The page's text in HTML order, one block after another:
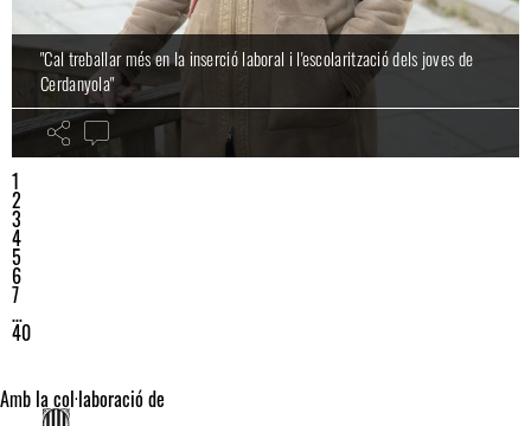
"Cal treballar més en la inserció laboral i l'escolarització dels joves de
Cerdanyola"
1
2
3
4
5
6
7
…
40
Amb la col·laboració de